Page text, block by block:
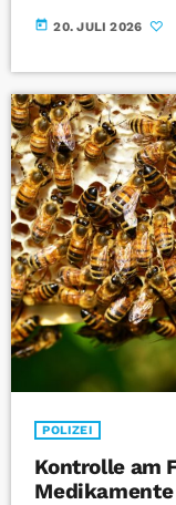
today 20. JULI 2026
POLIZEI
Kontrolle am